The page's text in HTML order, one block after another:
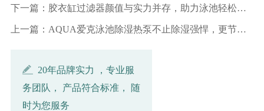
下一篇：胶衣缸过滤器颜值与实力并存，助力泳池轻松高效过滤
上一篇：AQUA爱克泳池除湿热泵不止除湿强悍，更节能降耗！
20年品牌实力 ，专业服
务团队， 产品符合标准， 随
时为您服务